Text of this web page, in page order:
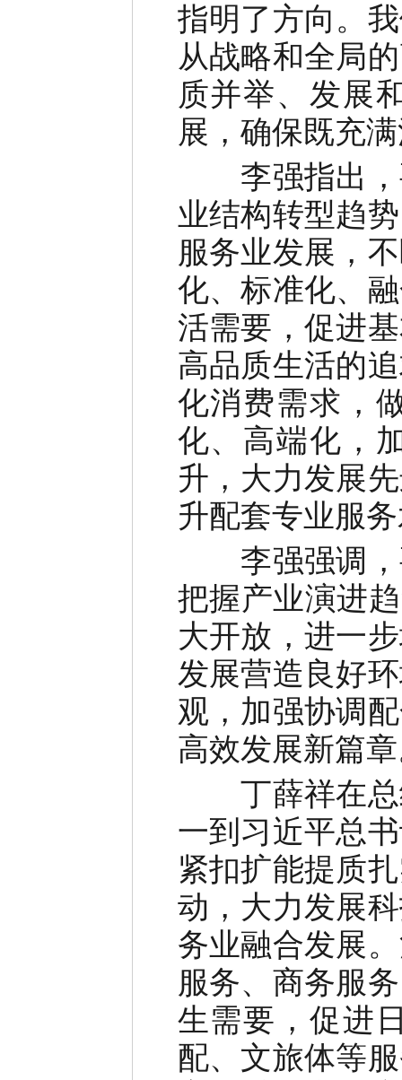
指明了方向。
从战略和全局
质并举、发展
展，确保既充
李强指出，
业结构转型趋
服务业发展，
化、标准化、
活需要，促进
高品质生活的
化消费需求，
化、高端化，
升，大力发展
升配套专业服
李强强调，
把握产业演进
大开放，进一
发展营造良好
观，加强协调
高效发展新篇
丁薛祥在总
一到习近平总
紧扣扩能提质
动，大力发展
务业融合发展
服务、商务服
生需要，促进
配、文旅体等